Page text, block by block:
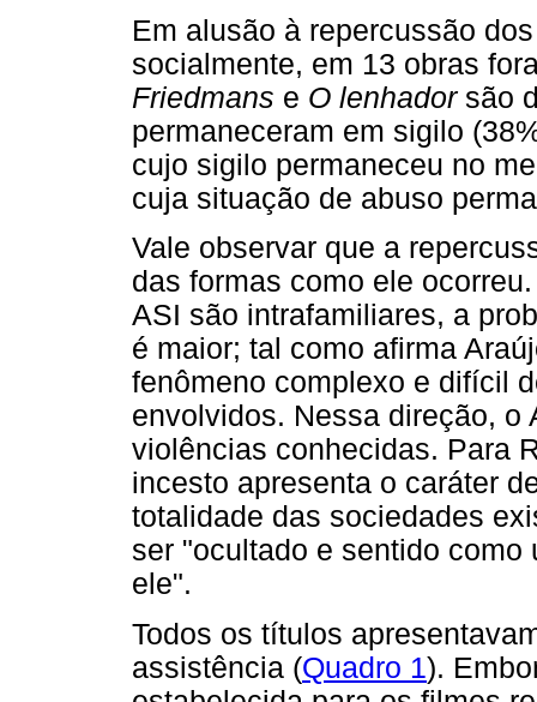
Em alusão à repercussão
socialmente, em 13 obras
Friedmans e O lenhadorsão
permaneceram em sigilo
cujo sigilo permaneceu no
cuja situação de abuso
Vale observar que a
das formas como ele
ASI são intrafamiliares, a
é maior; tal como afirma
fenômeno complexo e difícil
envolvidos. Nessa direção, o
violências conhecidas. Para
incesto apresenta o caráter
totalidade das sociedades
ser "ocultado e sentido como
ele".
Todos os títulos
assistência (Quadro 1).